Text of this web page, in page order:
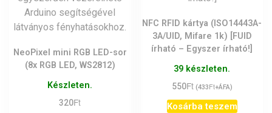
NeoPixel mini RGB LED-sor
(8x RGB LED, WS2812)
Készleten.
320Ft
NFC RFID kártya (ISO14443A-
3A/UID, Mifare 1k) [FUID
írható – Egyszer írható!]
39 készleten.
550Ft (433Ft+ÁFA)
Kosárba teszem